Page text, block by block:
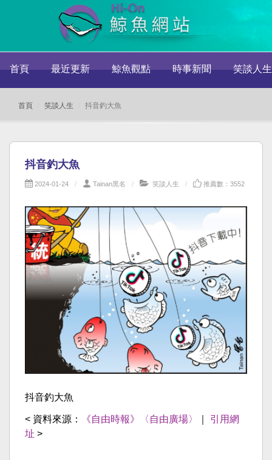
首頁 最近更新 鯨魚觀點 時事新聞 笑談人生
首頁 笑談人生 抖音釣大魚
抖音釣大魚
2024-01-24 Tainan黑名 笑談人生 推薦數：3552
抖音釣大魚
< 資料來源： 《自由時報》〈自由廣場〉
引用網
址 >